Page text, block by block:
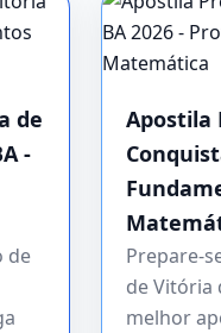
de
-
de
Apostila
Prepare-
de Vitória
melhor